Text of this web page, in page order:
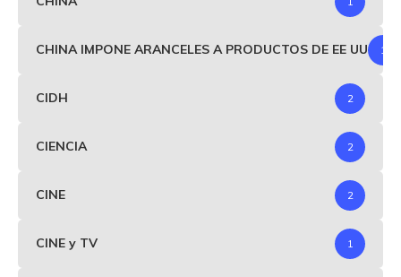
CHINA IMPONE ARANCELES A PRODUCTOS DE EE UU 1
CIDH 2
CIENCIA 2
CINE 2
CINE y TV 1